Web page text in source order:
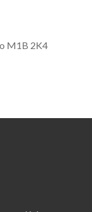
M1B 2K4